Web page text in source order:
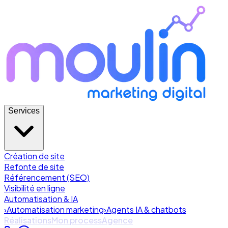
Services
Création de site
Refonte de site
Référencement (SEO)
Visibilité en ligne
Automatisation & IA
›Automatisation marketing›Agents IA & chatbots
RéalisationsMon processAgence